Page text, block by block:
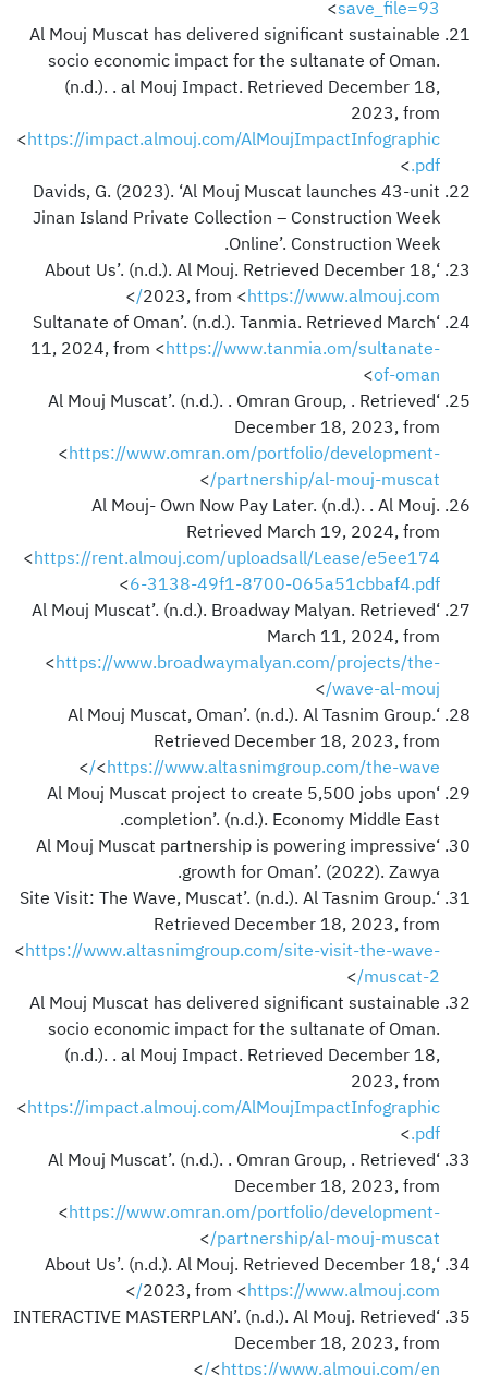
save_file=93
>
Al Mouj Muscat has delivered significant sustainable
socio economic impact for the sultanate of Oman.
(n.d.). . al Mouj Impact. Retrieved December 18,
2023, from
<https://impact.almouj.com/AlMoujImpactInfographic
.pdf
>
Davids, G. (2023). ‘Al Mouj Muscat launches 43-unit
Jinan Island Private Collection – Construction Week
Online’. Construction Week.
‘About Us’. (n.d.). Al Mouj. Retrieved December 18,
2023, from <https://www.almouj.com/
>
‘Sultanate of Oman’. (n.d.). Tanmia. Retrieved March
11, 2024, from <https://www.tanmia.om/sultanate-
of-oman
>
‘Al Mouj Muscat’. (n.d.). . Omran Group, . Retrieved
December 18, 2023, from
<https://www.omran.om/portfolio/development-
partnership/al-mouj-muscat/
>
Al Mouj- Own Now Pay Later. (n.d.). . Al Mouj.
Retrieved March 19, 2024, from
<https://rent.almouj.com/uploadsall/Lease/e5ee174
6-3138-49f1-8700-065a51cbbaf4.pdf
>
‘Al Mouj Muscat’. (n.d.). Broadway Malyan. Retrieved
March 11, 2024, from
<https://www.broadwaymalyan.com/projects/the-
wave-al-mouj/
>
‘Al Mouj Muscat, Oman’. (n.d.). Al Tasnim Group.
Retrieved December 18, 2023, from
<https://www.altasnimgroup.com/the-wave/
>
‘Al Mouj Muscat project to create 5,500 jobs upon
completion’. (n.d.). Economy Middle East.
‘Al Mouj Muscat partnership is powering impressive
growth for Oman’. (2022). Zawya.
‘Site Visit: The Wave, Muscat’. (n.d.). Al Tasnim Group.
Retrieved December 18, 2023, from
<https://www.altasnimgroup.com/site-visit-the-wave-
muscat-2/
>
Al Mouj Muscat has delivered significant sustainable
socio economic impact for the sultanate of Oman.
(n.d.). . al Mouj Impact. Retrieved December 18,
2023, from
<https://impact.almouj.com/AlMoujImpactInfographic
.pdf
>
‘Al Mouj Muscat’. (n.d.). . Omran Group, . Retrieved
December 18, 2023, from
<https://www.omran.om/portfolio/development-
partnership/al-mouj-muscat/
>
‘About Us’. (n.d.). Al Mouj. Retrieved December 18,
2023, from <https://www.almouj.com/
>
‘INTERACTIVE MASTERPLAN’. (n.d.). Al Mouj. Retrieved
December 18, 2023, from
<https://www.almouj.com/en/
>